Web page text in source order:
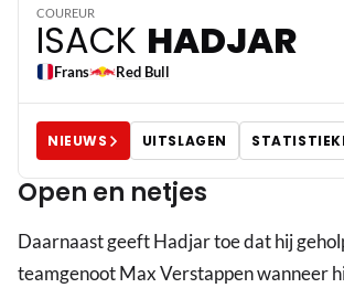
COUREUR
ISACK HADJAR
Frans Red Bull
NIEUWS UITSLAGEN
Open en netjes
Daarnaast geeft Hadjar toe dat hij
teamgenoot Max Verstappen wanneer